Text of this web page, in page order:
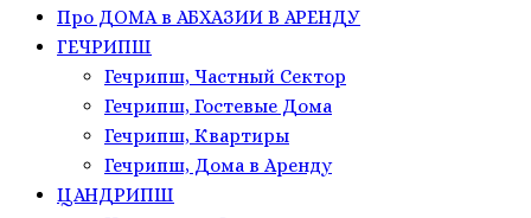
Про ДОМА в АБХАЗИИ В АРЕНДУ
ГЕЧРИПШ
Гечрипш, Частный Сектор
Гечрипш, Гостевые Дома
Гечрипш, Квартиры
Гечрипш, Дома в Аренду
ЦАНДРИПШ